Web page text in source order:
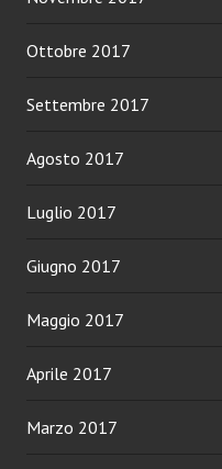
Ottobre 2017
Settembre 2017
Agosto 2017
Luglio 2017
Giugno 2017
Maggio 2017
Aprile 2017
Marzo 2017